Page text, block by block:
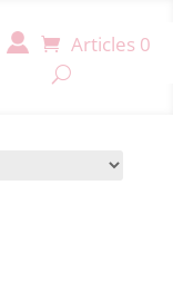
Articles 0